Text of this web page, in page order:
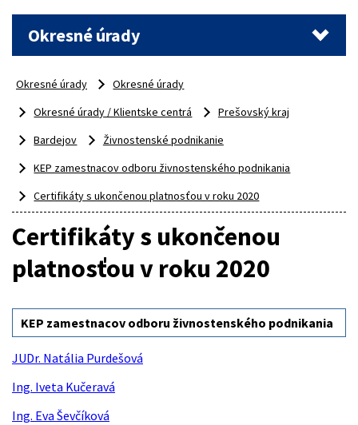
Okresné úrady
Okresné úrady
Okresné úrady
Okresné úrady / Klientske centrá
Prešovský kraj
Bardejov
Živnostenské podnikanie
KEP zamestnacov odboru živnostenského podnikania
Certifikáty s ukončenou platnosťou v roku 2020
Certifikáty s ukončenou
platnosťou v roku 2020
KEP zamestnacov odboru živnostenského podnikania
JUDr. Natália Purdešová
Ing. Iveta Kučeravá
Ing. Eva Ševčíková